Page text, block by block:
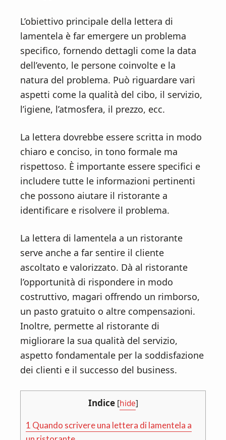
rL’obiettivo principale della lettera di
lamentela è far emergere un problema
specifico, fornendo dettagli come la data
dell’evento, le persone coinvolte e la
natura del problema. Può riguardare vari
aspetti come la qualità del cibo, il servizio,
l’igiene, l’atmosfera, il prezzo, ecc.
La lettera dovrebbe essere scritta in modo
chiaro e conciso, in tono formale ma
rispettoso. È importante essere specifici e
includere tutte le informazioni pertinenti
che possono aiutare il ristorante a
identificare e risolvere il problema.
La lettera di lamentela a un ristorante
serve anche a far sentire il cliente
ascoltato e valorizzato. Dà al ristorante
l’opportunità di rispondere in modo
costruttivo, magari offrendo un rimborso,
un pasto gratuito o altre compensazioni.
Inoltre, permette al ristorante di
migliorare la sua qualità del servizio,
aspetto fondamentale per la soddisfazione
dei clienti e il successo del business.
Indice [hide]
1 Quando scrivere una lettera di lamentela a